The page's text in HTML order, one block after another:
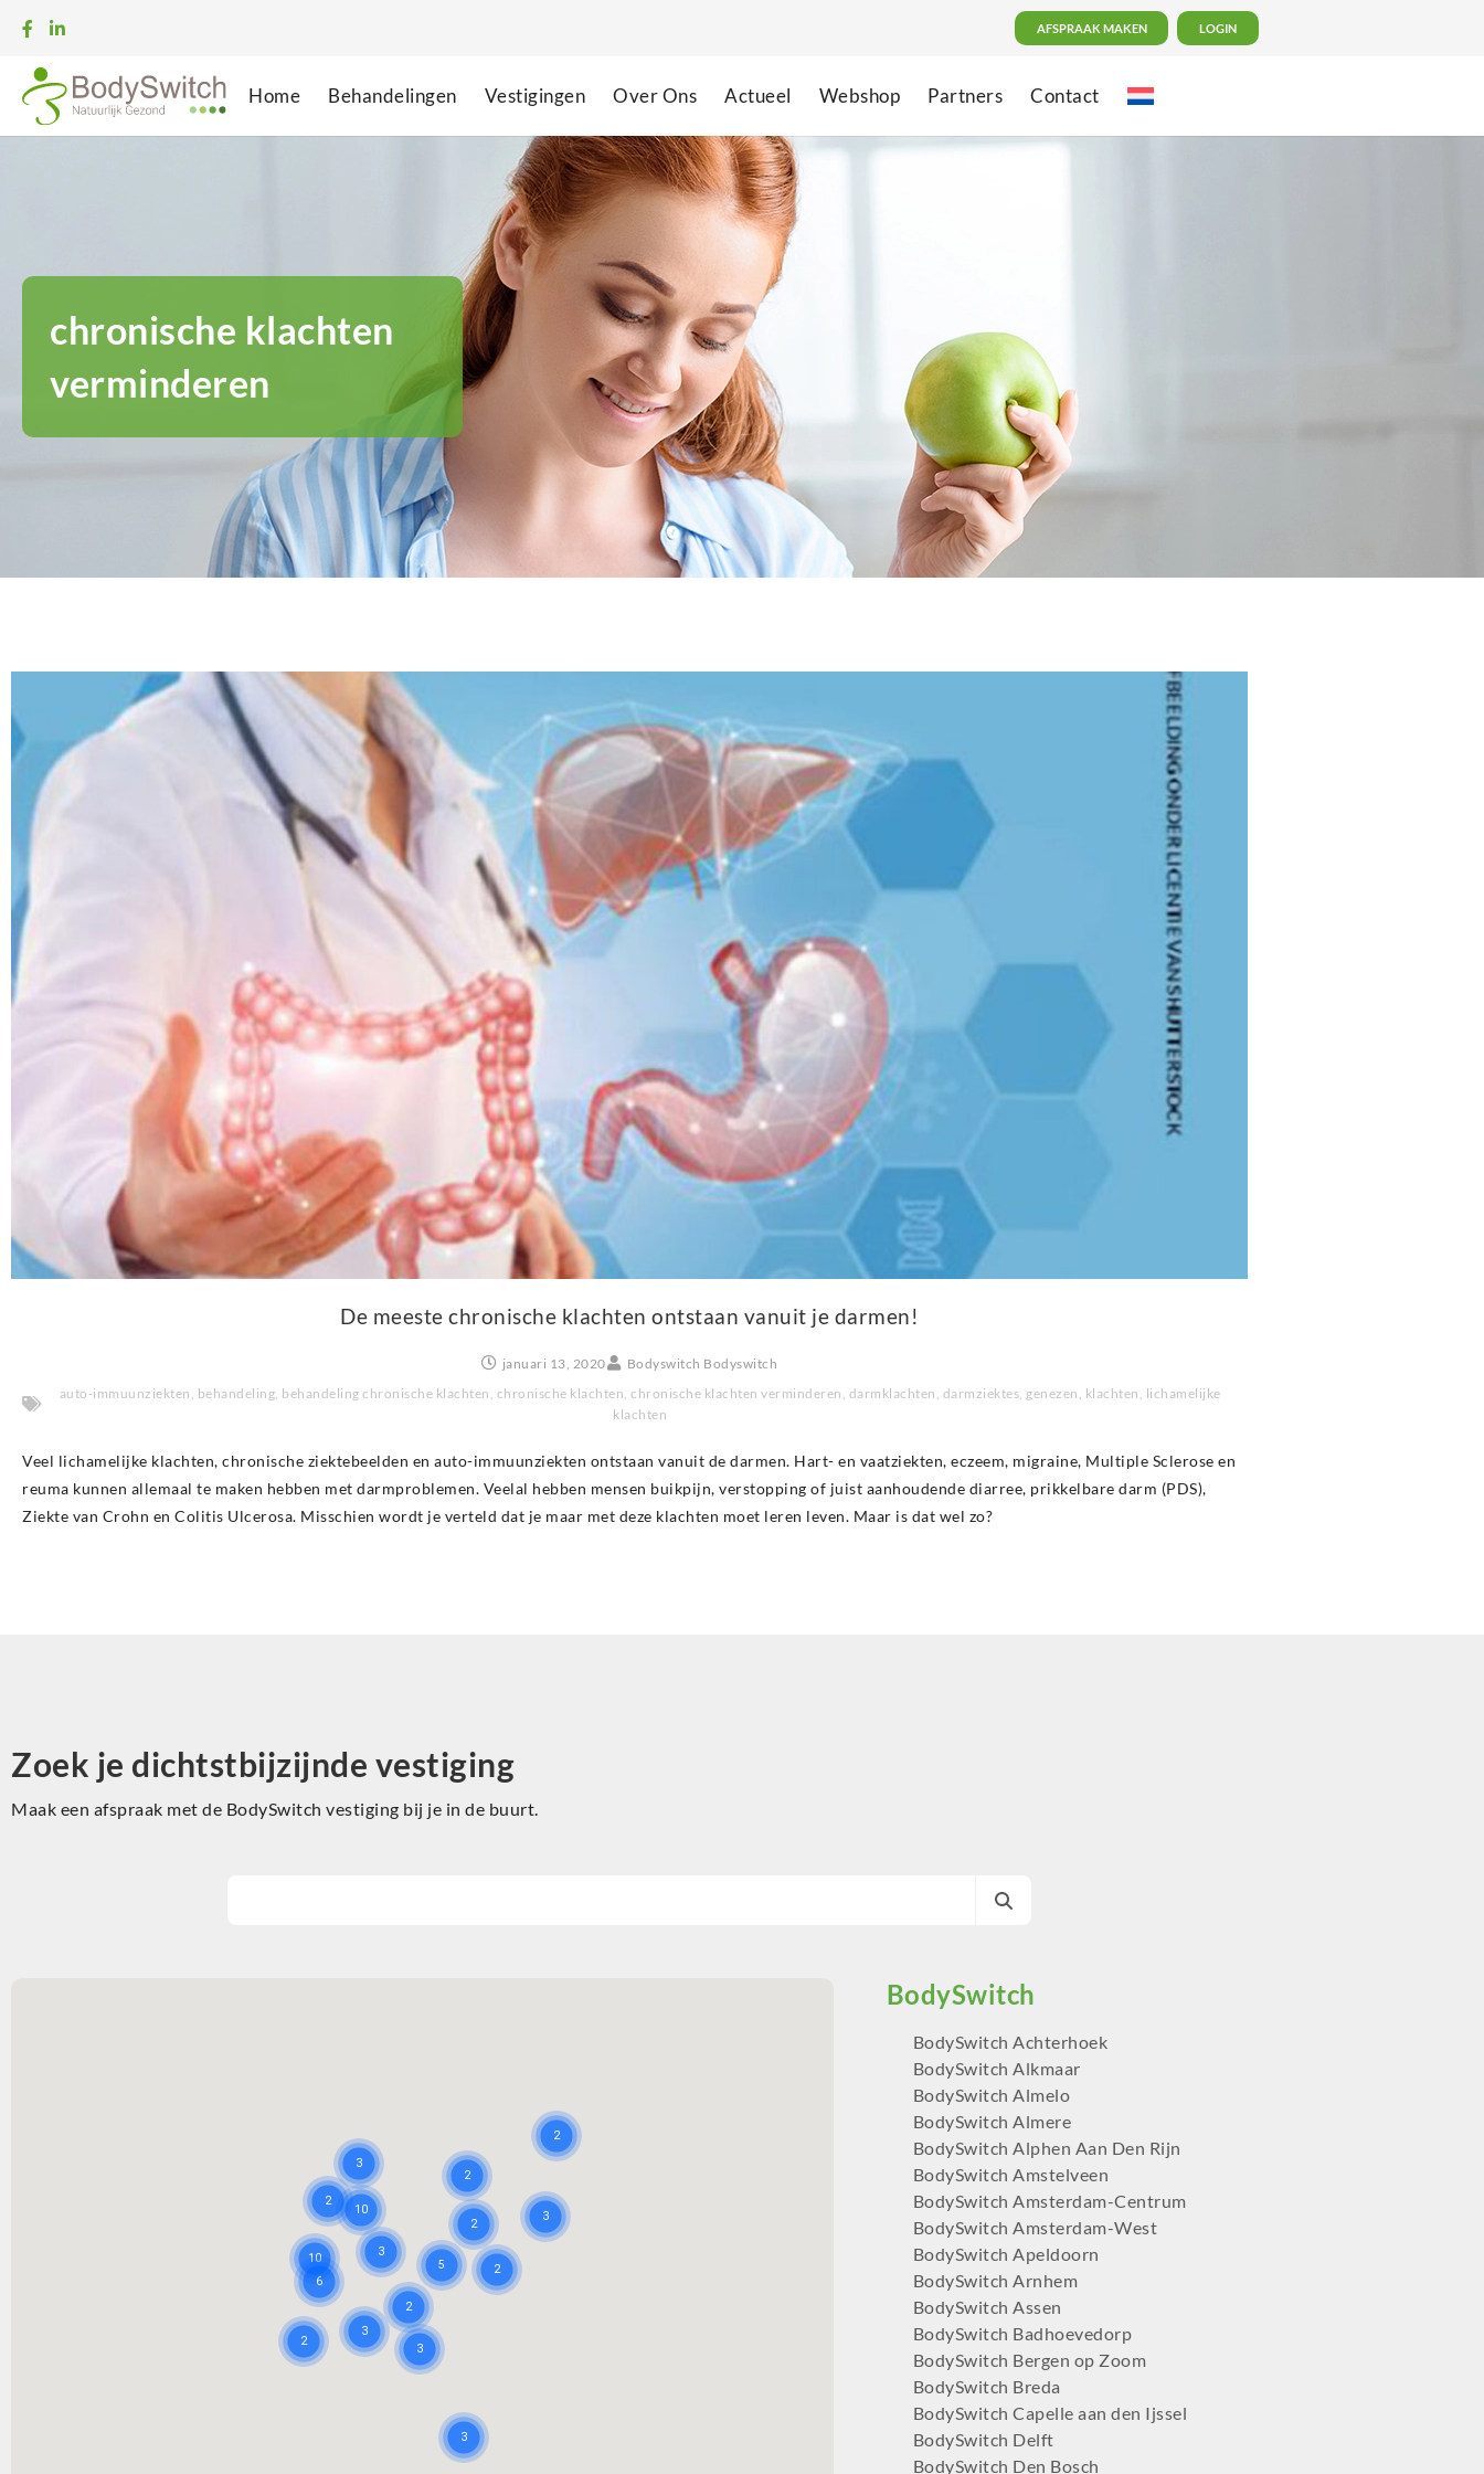
AFSPRAAK MAKEN LOGIN
Home Behandelingen Vestigingen Over Ons Actueel Webshop Partners Contact
chronische klachten
verminderen
De meeste chronische klachten ontstaan vanuit je darmen!
januari 13, 2020
Bodyswitch Bodyswitch
auto-immuunziekten behandeling behandeling chronische klachten chronische klachten chronische klachten verminderen darmklachten darmziektes genezen klachten lichamelijke
klachten
Veel lichamelijke klachten, chronische ziektebeelden en auto-immuunziekten ontstaan vanuit de darmen. Hart- en vaatziekten, eczeem, migraine, Multiple Sclerose en
reuma kunnen allemaal te maken hebben met darmproblemen. Veelal hebben mensen buikpijn, verstopping of juist aanhoudende diarree, prikkelbare darm (PDS),
Ziekte van Crohn en Colitis Ulcerosa. Misschien wordt je verteld dat je maar met deze klachten moet leren leven. Maar is dat wel zo?
Zoek je dichtstbijzijnde vestiging
Maak een afspraak met de BodySwitch vestiging bij je in de buurt.
BodySwitch Achterhoek
BodySwitch Alkmaar
BodySwitch Almelo
BodySwitch Almere
BodySwitch Alphen Aan Den Rijn
BodySwitch Amstelveen
BodySwitch Amsterdam-Centrum
BodySwitch Amsterdam-West
BodySwitch Apeldoorn
BodySwitch Arnhem
BodySwitch Assen
BodySwitch Badhoevedorp
BodySwitch Bergen op Zoom
BodySwitch Breda
BodySwitch Capelle aan den Ijssel
BodySwitch Delft
BodySwitch Den Bosch